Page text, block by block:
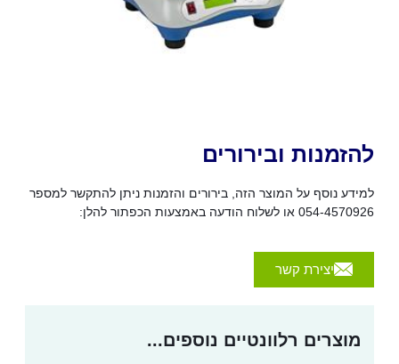
ובירורים
נוסף על המוצר הזה, בירורים והזמנות ניתן להתקשר למספר
לשלוח הודעה באמצעות הכפתור להלן:
יצירת קשר
רלוונטיים נוספים...